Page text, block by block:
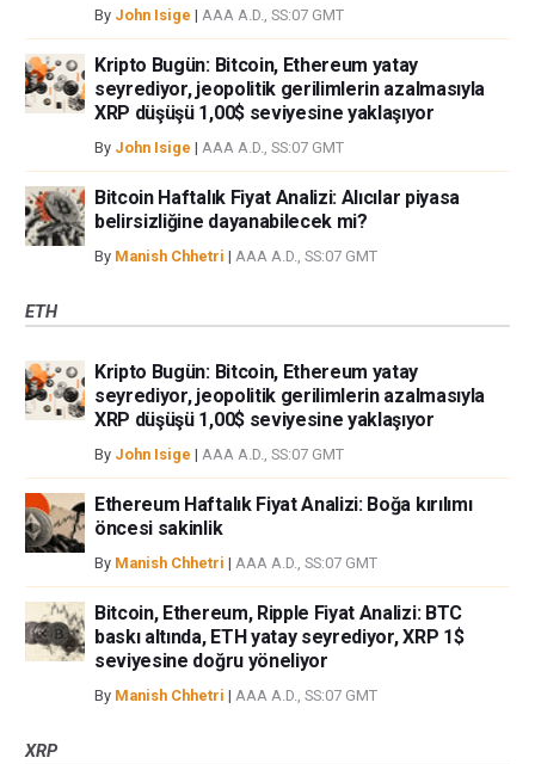
By John Isige | AAA A.D., SS:07 GMT
Kripto Bugün: Bitcoin, Ethereum yatay
seyrediyor, jeopolitik gerilimlerin azalmasıyla
XRP düşüşü 1,00$ seviyesine yaklaşıyor
By John Isige | AAA A.D., SS:07 GMT
Bitcoin Haftalık Fiyat Analizi: Alıcılar piyasa
belirsizliğine dayanabilecek mi?
By Manish Chhetri | AAA A.D., SS:07 GMT
ETH
Kripto Bugün: Bitcoin, Ethereum yatay
seyrediyor, jeopolitik gerilimlerin azalmasıyla
XRP düşüşü 1,00$ seviyesine yaklaşıyor
By John Isige | AAA A.D., SS:07 GMT
Ethereum Haftalık Fiyat Analizi: Boğa kırılımı
öncesi sakinlik
By Manish Chhetri | AAA A.D., SS:07 GMT
Bitcoin, Ethereum, Ripple Fiyat Analizi: BTC
baskı altında, ETH yatay seyrediyor, XRP 1$
seviyesine doğru yöneliyor
By Manish Chhetri | AAA A.D., SS:07 GMT
XRP